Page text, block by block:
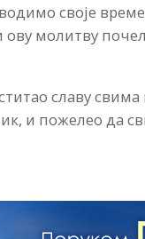
своје
ову молитву
славу
и пожелео да